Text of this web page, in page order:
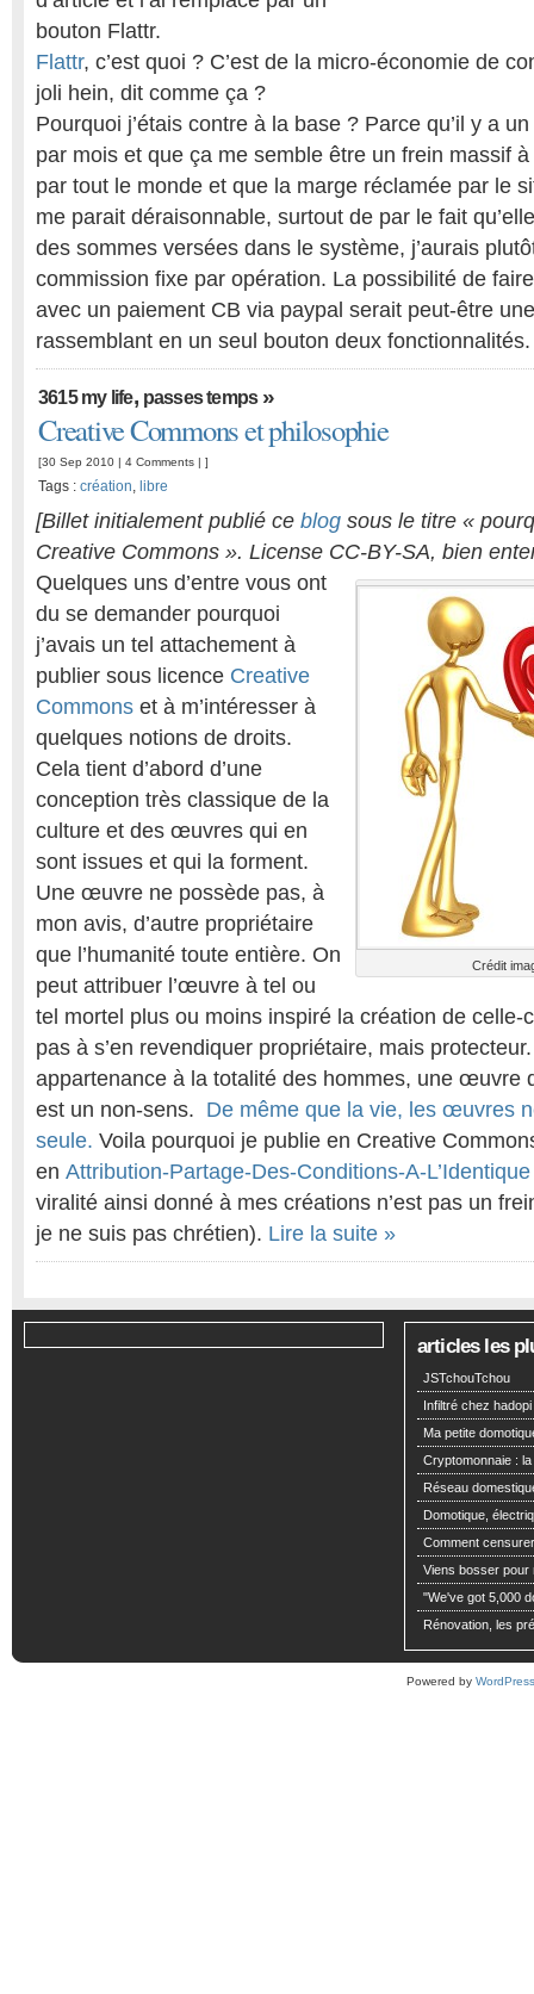
bouton Flattr.
Flattr, c’est quoi ? C’est de la micro-économie de
joli hein, dit comme ça ?
Pourquoi j’étais contre à la base ? Parce qu’il y a
par mois et que ça me semble être un frein massif à
par tout le monde et que la marge réclamée par le
me parait déraisonnable, surtout de par le fait
des sommes versées dans le système, j’aurais
commission fixe par opération. La possibilité de
avec un paiement CB via paypal serait peut-être
rassemblant en un seul bouton deux
3615 my life, passes temps»
Creative Commons et philosophie
[30 Sep 2010 | 4 Comments | ]
Tags : création, libre
[Billet initialement publié ce blog sous le titre «
Creative Commons ». License CC-BY-SA, bien
Crédit
Quelques uns d’entre vous ont
du se demander pourquoi
j’avais un tel attachement à
publier sous licence Creative
Commons et à m’intéresser à
quelques notions de droits.
Cela tient d’abord d’une
conception très classique de la
culture et des œuvres qui en
sont issues et qui la forment.
Une œuvre ne possède pas, à
mon avis, d’autre propriétaire
que l’humanité toute entière. On
peut attribuer l’œuvre à tel ou
tel mortel plus ou moins inspiré la création de celle-
pas à s’en revendiquer propriétaire, mais
appartenance à la totalité des hommes, une œuvre
est un non-sens. De même que la vie, les œuvres
seule. Voila pourquoi je publie en Creative
en Attribution-Partage-Des-Conditions-A-
viralité ainsi donné à mes créations n’est pas un
je ne suis pas chrétien). Lire la suite »
articles les
JSTchouTchou
Infiltré chez hadopi
Ma petite
Cryptomonnaie :
Réseau
Domotique,
Comment
Viens bosser pour
"We've got 5,000
Rénovation, les
Powered by WordPress